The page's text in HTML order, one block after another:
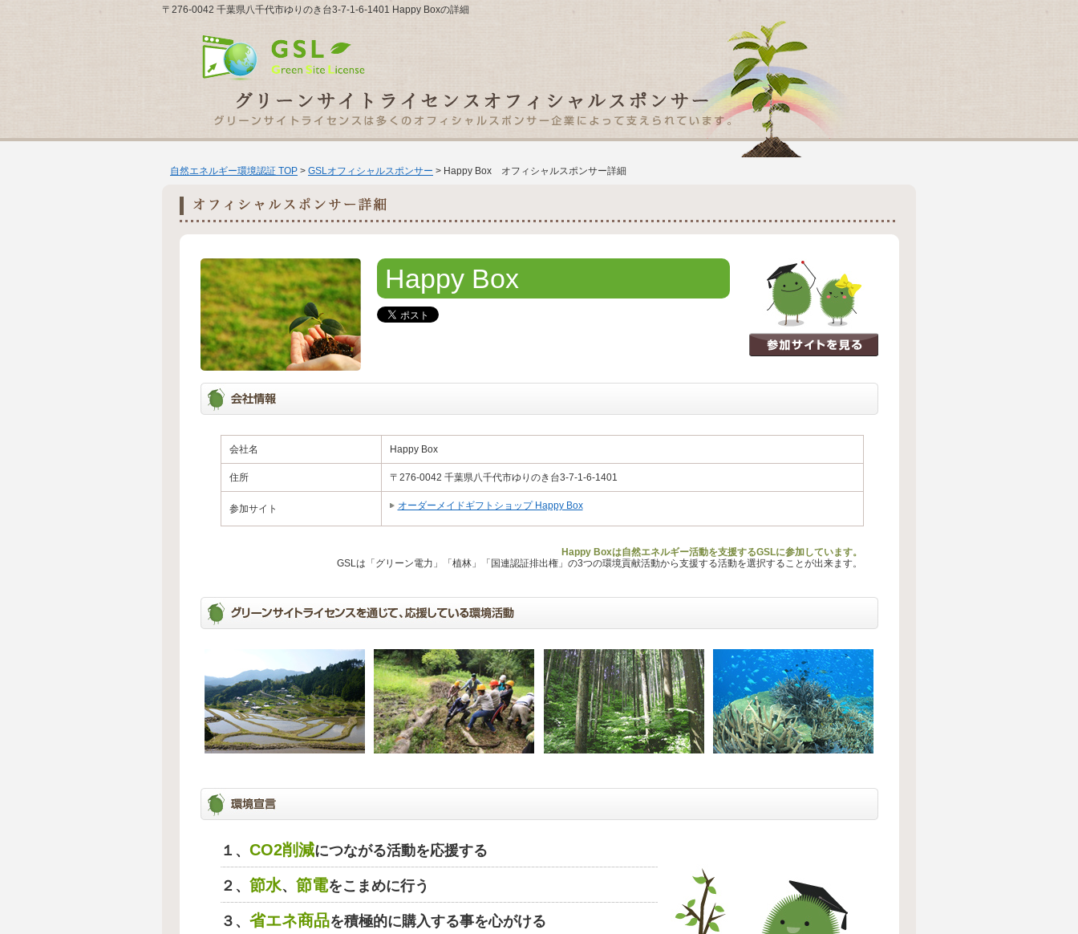
〒276-0042 千葉県八千代市ゆりのき台3-7-1-6-1401 Happy Boxの詳細
自然エネルギー環境認証 TOP > GSLオフィシャルスポンサー > Happy Box オフィシャルスポンサー詳細
Happy Box
会社名 Happy Box
住所 〒276-0042 千葉県八千代市ゆりのき台3-7-1-6-1401
参加サイト オーダーメイドギフトショップ Happy Box
Happy Boxは自然エネルギー活動を支援するGSLに参加しています。
GSLは「グリーン電力」「植林」「国連認証排出権」の3つの環境貢献活動から支援する活動を選択することが出来ます。
１、 CO2削減につながる活動を応援する
２、 節水、 節電をこまめに行う
３、 省エネ商品を積極的に購入する事を心がける